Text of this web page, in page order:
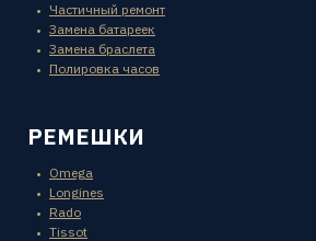
Частичный ремонт
Замена батареек
Замена браслета
Полировка часов
РЕМЕШКИ
Omega
Longines
Rado
Tissot